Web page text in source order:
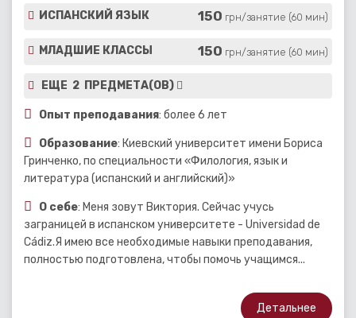
ИСПАНСКИЙ ЯЗЫК 150 грн/занятие (60 мин)
МЛАДШИЕ КЛАССЫ 150 грн/занятие (60 мин)
ЕЩЕ 2 ПРЕДМЕТА(ОВ)
Опыт преподавания: более 6 лет
Образование: Киевский университет имени Бориса
Гринченко, по специальности «Филология, язык и
литература (испанский и английский)»
О себе: Меня зовут Виктория. Сейчас учусь
заграницей в испанском университете - Universidad de
Cádiz.Я имею все необходимые навыки преподавания,
полностью подготовлена, чтобы помочь учащимся...
Детальнее